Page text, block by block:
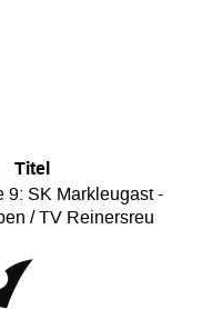
Titel
9: SK Markleugast -
/ TV Reinersreu